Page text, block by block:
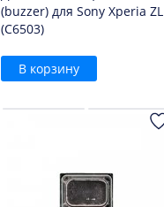
(buzzer) для Sony Xperia ZL
(C6503)
В корзину